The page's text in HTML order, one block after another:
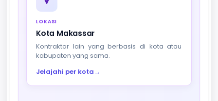
LOKASI
Kota Makassar
Kontraktor lain yang berbasis di kota atau
kabupaten yang sama.
Jelajahi per kota→